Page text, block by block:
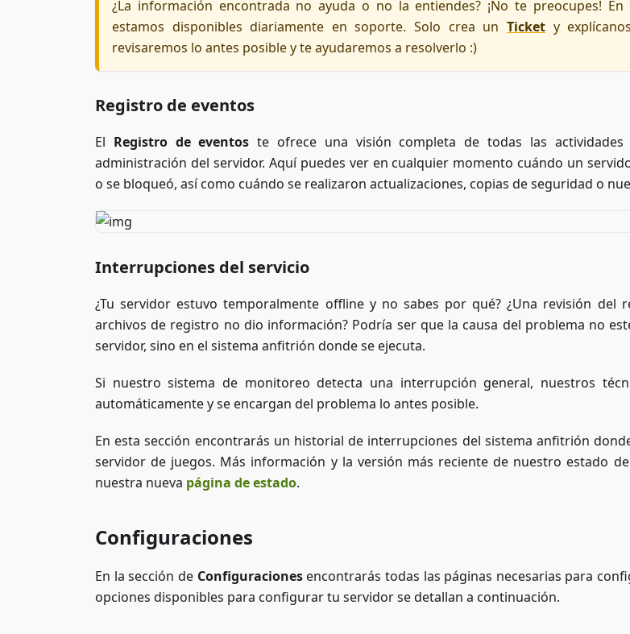
¿La información encontrada no ayuda o no la entiendes? ¡No te preocupes! En
estamos disponibles diariamente en soporte. Solo crea un Tickety
revisaremos lo antes posible y te ayudaremos a resolverlo :)
Registro de eventos
El Registro de eventos te ofrece una visión completa de todas las actividades
administración del servidor. Aquí puedes ver en cualquier momento cuándo un
o se bloqueó, así como cuándo se realizaron actualizaciones, copias de seguridad o
Interrupciones del servicio
¿Tu servidor estuvo temporalmente offline y no sabes por qué? ¿Una revisión del
archivos de registro no dio información? Podría ser que la causa del problema no
servidor, sino en el sistema anfitrión donde se ejecuta.
Si nuestro sistema de monitoreo detecta una interrupción general, nuestros
automáticamente y se encargan del problema lo antes posible.
En esta sección encontrarás un historial de interrupciones del sistema anfitrión
servidor de juegos. Más información y la versión más reciente de nuestro estado
nuestra nueva página de estado.
Configuraciones
En la sección de Configuracionesencontrarás todas las páginas necesarias para
opciones disponibles para configurar tu servidor se detallan a continuación.